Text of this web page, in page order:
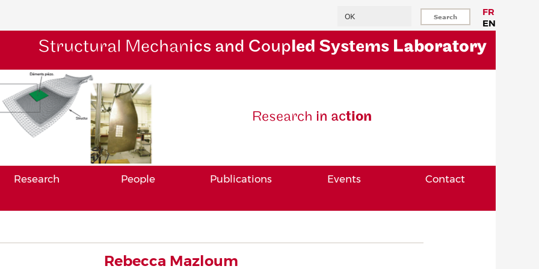
FR
EN
Structural Mechanics and Coupled Systems Laboratory
Research in action
Research People Publications Events Contact
Rebecca Mazloum